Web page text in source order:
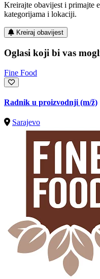
Kreirajte obavijest i primajte
kategorijama i lokaciji.
Kreiraj obavijest
Oglasi koji bi vas
Fine Food
Radnik u proizvodnji (m/ž)
Sarajevo